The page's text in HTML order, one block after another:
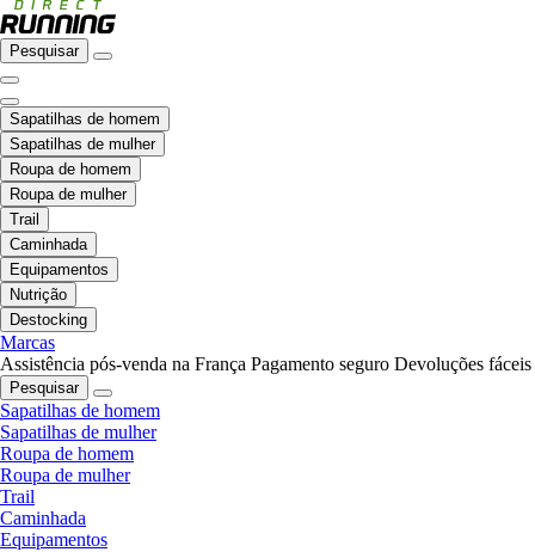
Pesquisar
Sapatilhas de homem
Sapatilhas de mulher
Roupa de homem
Roupa de mulher
Trail
Caminhada
Equipamentos
Nutrição
Destocking
Marcas
Assistência pós-venda na França Pagamento seguro Devoluções fáceis
Pesquisar
Sapatilhas de homem
Sapatilhas de mulher
Roupa de homem
Roupa de mulher
Trail
Caminhada
Equipamentos